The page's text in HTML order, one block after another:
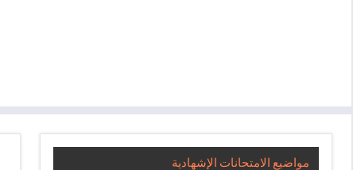
مواضيع الامتحانات الإشهادية